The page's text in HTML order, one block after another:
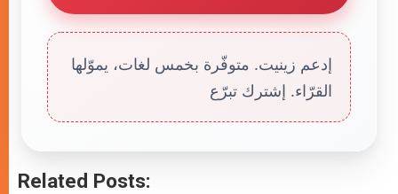
إدعم زينيت. متوفّرة بخمس لغات، يموّلها
القرّاء. إشترك تبرّع
Related Posts: